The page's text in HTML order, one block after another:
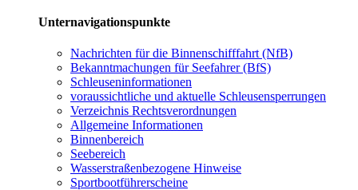
Unternavigationspunkte
Nachrichten für die Binnenschifffahrt (NfB)
Bekanntmachungen für Seefahrer (BfS)
Schleuseninformationen
voraussichtliche und aktuelle Schleusensperrungen
Verzeichnis Rechtsverordnungen
Allgemeine Informationen
Binnenbereich
Seebereich
Wasserstraßenbezogene Hinweise
Sportbootführerscheine